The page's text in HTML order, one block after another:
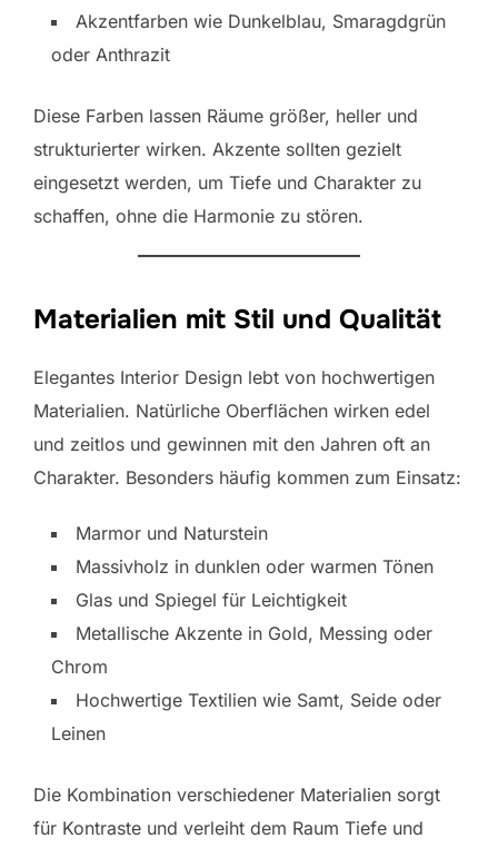
Akzentfarben wie Dunkelblau, Smaragdgrün
oder Anthrazit
Diese Farben lassen Räume größer, heller und
strukturierter wirken. Akzente sollten gezielt
eingesetzt werden, um Tiefe und Charakter zu
schaffen, ohne die Harmonie zu stören.
Materialien mit Stil und Qualität
Elegantes Interior Design lebt von hochwertigen
Materialien. Natürliche Oberflächen wirken edel
und zeitlos und gewinnen mit den Jahren oft an
Charakter. Besonders häufig kommen zum Einsatz:
Marmor und Naturstein
Massivholz in dunklen oder warmen Tönen
Glas und Spiegel für Leichtigkeit
Metallische Akzente in Gold, Messing oder
Chrom
Hochwertige Textilien wie Samt, Seide oder
Leinen
Die Kombination verschiedener Materialien sorgt
für Kontraste und verleiht dem Raum Tiefe und